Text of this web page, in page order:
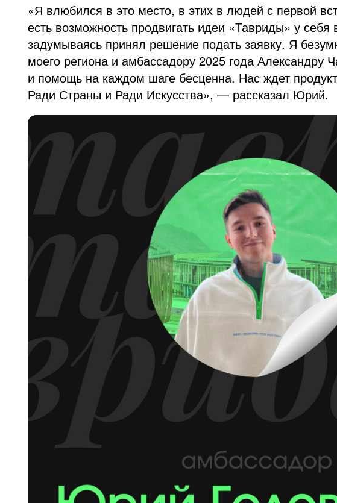
«Я влюбился в это место, в этих в людей с первой
есть возможность продвигать идеи «Тавриды» у себя
задумываясь принял решение подать заявку. Я
моего региона и амбассадору 2025 года Александру
и помощь на каждом шаге бесценна. Нас ждет
Ради Страны и Ради Искусства», — рассказал Юрий.